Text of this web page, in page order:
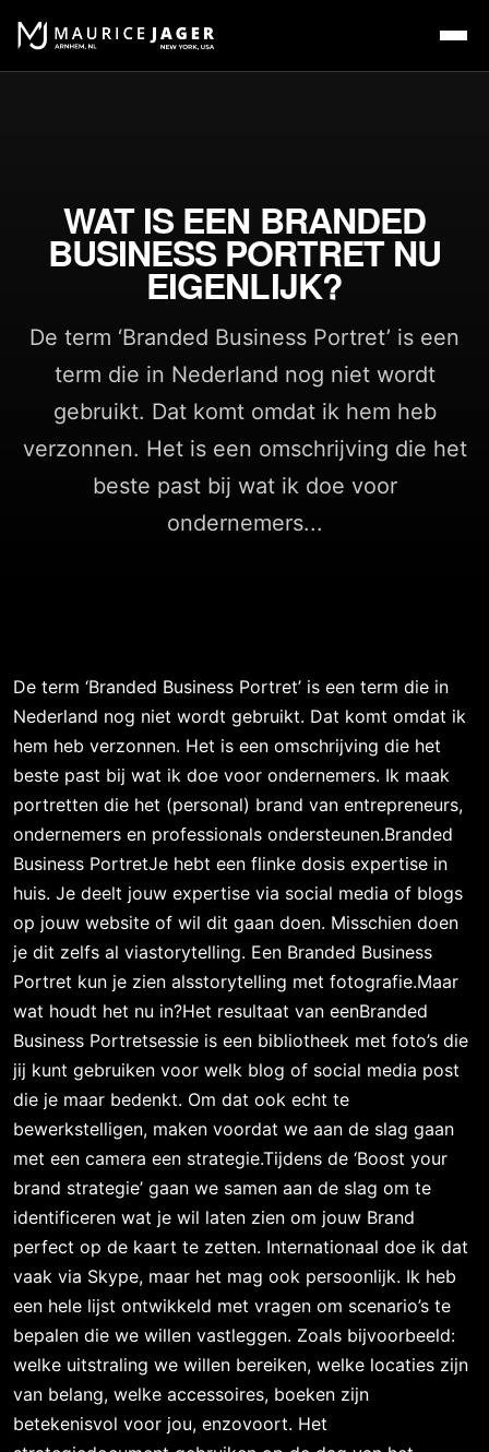
WAT IS EEN BRANDED
BUSINESS PORTRET NU
EIGENLIJK?
De term ‘Branded Business Portret’ is een
term die in Nederland nog niet wordt
gebruikt. Dat komt omdat ik hem heb
verzonnen. Het is een omschrijving die het
beste past bij wat ik doe voor
ondernemers...
De term ‘Branded Business Portret’ is een term die in
Nederland nog niet wordt gebruikt. Dat komt omdat ik
hem heb verzonnen. Het is een omschrijving die het
beste past bij wat ik doe voor ondernemers. Ik maak
portretten die het (personal) brand van entrepreneurs,
ondernemers en professionals ondersteunen.Branded
Business PortretJe hebt een flinke dosis expertise in
huis. Je deelt jouw expertise via social media of blogs
op jouw website of wil dit gaan doen. Misschien doen
je dit zelfs al viastorytelling. Een Branded Business
Portret kun je zien alsstorytelling met fotografie.Maar
wat houdt het nu in?Het resultaat van eenBranded
Business Portretsessie is een bibliotheek met foto’s die
jij kunt gebruiken voor welk blog of social media post
die je maar bedenkt. Om dat ook echt te
bewerkstelligen, maken voordat we aan de slag gaan
met een camera een strategie.Tijdens de ‘Boost your
brand strategie’ gaan we samen aan de slag om te
identificeren wat je wil laten zien om jouw Brand
perfect op de kaart te zetten. Internationaal doe ik dat
vaak via Skype, maar het mag ook persoonlijk. Ik heb
een hele lijst ontwikkeld met vragen om scenario’s te
bepalen die we willen vastleggen. Zoals bijvoorbeeld:
welke uitstraling we willen bereiken, welke locaties zijn
van belang, welke accessoires, boeken zijn
betekenisvol voor jou, enzovoort. Het